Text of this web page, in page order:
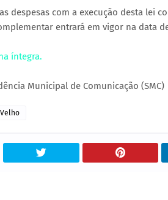
despesas com a execução desta
entrará em vigor na data
íntegra.
Municipal de Comunicação (SMC)